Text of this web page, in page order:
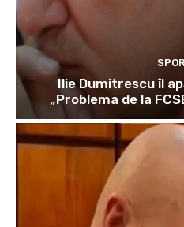
Ilie Dumitrescu îl
„Problema de la